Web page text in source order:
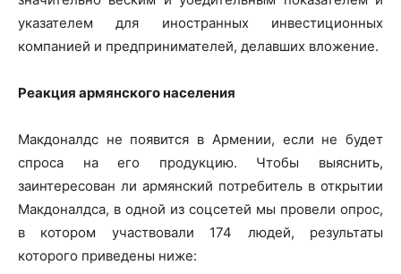
указателем для иностранных инвестиционных
компанией и предпринимателей, делавших вложение.
Реакция армянского населения
Макдоналдс не появится в Армении, если не будет
спроса на его продукцию. Чтобы выяснить,
заинтересован ли армянский потребитель в открытии
Макдоналдса, в одной из соцсетей мы провели опрос,
в котором участвовали 174 людей, результаты
которого приведены ниже: